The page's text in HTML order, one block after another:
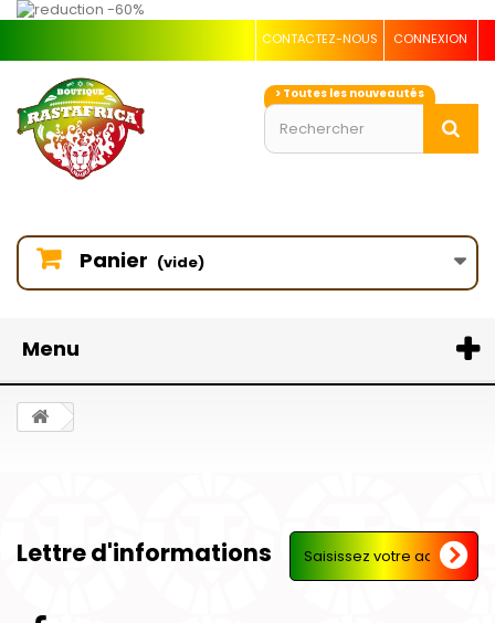
CONNEXION
CONTACTEZ-NOUS
> Toutes les nouveautés
Panier (vide)
Menu
Lettre d'informations